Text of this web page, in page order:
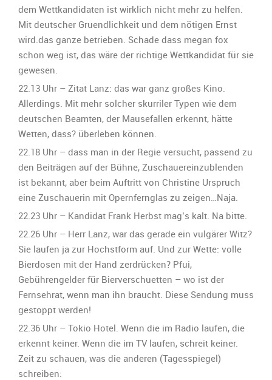
dem Wettkandidaten ist wirklich nicht mehr zu helfen.
Mit deutscher Gruendlichkeit und dem nötigen Ernst
wird.das ganze betrieben. Schade dass megan fox
schon weg ist, das wäre der richtige Wettkandidat für sie
gewesen.
22.13 Uhr – Zitat Lanz: das war ganz großes Kino.
Allerdings. Mit mehr solcher skurriler Typen wie dem
deutschen Beamten, der Mausefallen erkennt, hätte
Wetten, dass? überleben können.
22.18 Uhr – dass man in der Regie versucht, passend zu
den Beiträgen auf der Bühne, Zuschauereinzublenden
ist bekannt, aber beim Auftritt von Christine Urspruch
eine Zuschauerin mit Opernfernglas zu zeigen…Naja.
22.23 Uhr – Kandidat Frank Herbst mag’s kalt. Na bitte.
22.26 Uhr – Herr Lanz, war das gerade ein vulgärer Witz?
Sie laufen ja zur Hochstform auf. Und zur Wette: volle
Bierdosen mit der Hand zerdrücken? Pfui,
Gebührengelder für Bierverschuetten – wo ist der
Fernsehrat, wenn man ihn braucht. Diese Sendung muss
gestoppt werden!
22.36 Uhr – Tokio Hotel. Wenn die im Radio laufen, die
erkennt keiner. Wenn die im TV laufen, schreit keiner.
Zeit zu schauen, was die anderen (Tagesspiegel)
schreiben: